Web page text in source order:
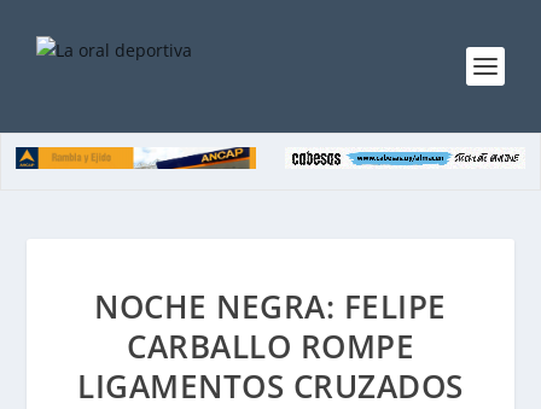
NOCHE NEGRA: FELIPE
CARBALLO ROMPE
LIGAMENTOS CRUZADOS